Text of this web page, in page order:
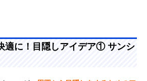
適に！目隠しアイデア① サンシ